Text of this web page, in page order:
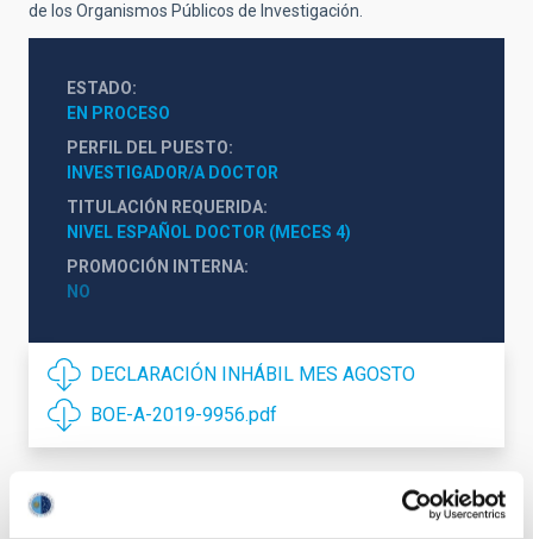
de los Organismos Públicos de Investigación.
ESTADO
EN PROCESO
PERFIL DEL PUESTO
INVESTIGADOR/A DOCTOR
TITULACIÓN REQUERIDA
NIVEL ESPAÑOL DOCTOR (MECES 4)
PROMOCIÓN INTERNA
NO
DECLARACIÓN INHÁBIL MES AGOSTO
BOE-A-2019-9956.pdf